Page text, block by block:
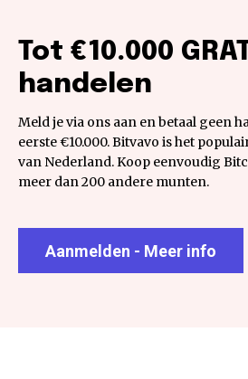
Tot €10.000
handelen
Meld je via ons aan en betaal geen
eerste €10.000. Bitvavo is het
van Nederland. Koop eenvoudig
meer dan 200 andere munten.
Aanmelden - Meer info